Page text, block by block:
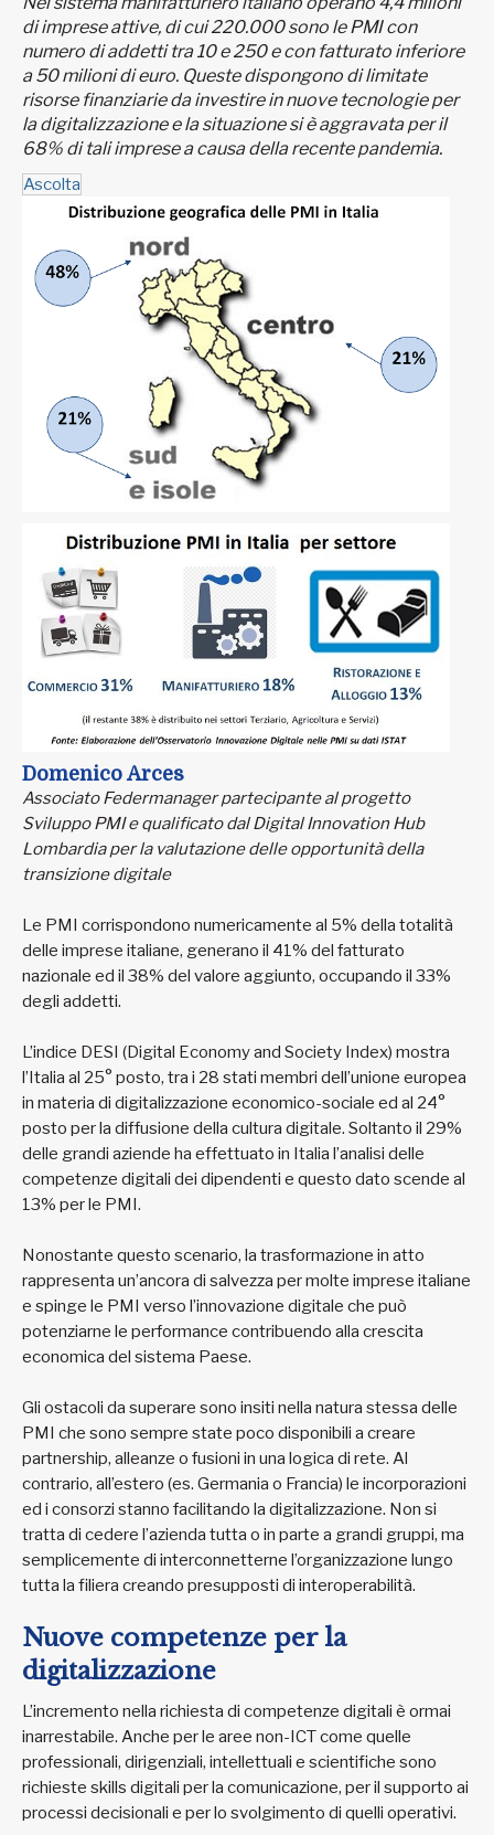
di imprese attive, di cui 220.000 sono le PMI con
numero di addetti tra 10 e 250 e con fatturato inferiore
a 50 milioni di euro. Queste dispongono di limitate
risorse finanziarie da investire in nuove tecnologie per
la digitalizzazione e la situazione si è aggravata per il
68% di tali imprese a causa della recente pandemia.
Ascolta
Domenico Arces
Associato Federmanager partecipante al progetto
Sviluppo PMI e qualificato dal Digital Innovation Hub
Lombardia per la valutazione delle opportunità della
transizione digitale
Le PMI corrispondono numericamente al 5% della totalità
delle imprese italiane, generano il 41% del fatturato
nazionale ed il 38% del valore aggiunto, occupando il 33%
degli addetti.
L’indice DESI (Digital Economy and Society Index) mostra
l’Italia al 25° posto, tra i 28 stati membri dell’unione europea
in materia di digitalizzazione economico-sociale ed al 24°
posto per la diffusione della cultura digitale. Soltanto il 29%
delle grandi aziende ha effettuato in Italia l’analisi delle
competenze digitali dei dipendenti e questo dato scende al
13% per le PMI.
Nonostante questo scenario, la trasformazione in atto
rappresenta un’ancora di salvezza per molte imprese italiane
e spinge le PMI verso l’innovazione digitale che può
potenziarne le performance contribuendo alla crescita
economica del sistema Paese.
Gli ostacoli da superare sono insiti nella natura stessa delle
PMI che sono sempre state poco disponibili a creare
partnership, alleanze o fusioni in una logica di rete. Al
contrario, all’estero (es. Germania o Francia) le incorporazioni
ed i consorzi stanno facilitando la digitalizzazione. Non si
tratta di cedere l’azienda tutta o in parte a grandi gruppi, ma
semplicemente di interconnetterne l’organizzazione lungo
tutta la filiera creando presupposti di interoperabilità.
Nuove competenze per la
digitalizzazione
L’incremento nella richiesta di competenze digitali è ormai
inarrestabile. Anche per le aree non-ICT come quelle
professionali, dirigenziali, intellettuali e scientifiche sono
richieste skills digitali per la comunicazione, per il supporto ai
processi decisionali e per lo svolgimento di quelli operativi.